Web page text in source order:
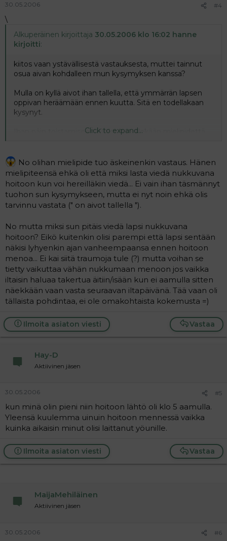
30.05.2006 #4
\
Alkuperäinen kirjoittaja 30.05.2006 klo 16:02 hanne
kirjoitti:
kiitos vaan ystävällisestä vastauksesta, muttei tainnut
osua aivan kohdalleen mun kysymyksen kanssa?
Mulla on kyllä aivot ihan tallella, että ymmärrän lapsen
oppivan heräämään ennen kuutta. Sitä en todellakaan
kysynyt.
Ihan näin toistamiseen: Onko kenellekään mielipidettä
että herää eri paikassa tai onko joku jostain viisaasta
kirjasta lukenut aiheesta?
Click to expand...
No olihan mielipide tuo äskeinenkin vastaus. Hänen
mielipiteensä ehkä oli että miksi lasta viedä nukkuvana
hoitoon kun voi hereilläkin viedä... Ei vain ihan täsmännyt
tuohon sun kysymykseen, mutta ei nyt noin ehkä olis
tarvinnu vastata (" on aivot tallella ").
No mutta miksi sun pitäis viedä lapsi nukkuvana
hoitoon? Eikö kuitenkin olisi parempi että lapsi sentään
näkisi lyhyenkin ajan vanheempaansa ennen hoitoon
menoa... Ei kai siitä traumoja tule (?) mutta voihan se
tietty vaikuttaa vähän nukkumaan menoon jos vaikka
iltaisin haluaa takertua äitiin/isään kun ei aamulla sitten
näekkään vaan vasta seuraavan iltapäivänä. Tää vaan oli
tällaista pohdintaa, ei ole omakohtaista kokemusta =)
Vastaa
Ilmoita asiaton viesti
Hay-D
Aktiivinen jäsen
30.05.2006 #5
kun minä olin pieni niin hoitoon lähtö oli klo 5 aamulla.
Yleensä kuulemma uinuin hoitoon mennessä vaikka
kuinka aikaisin minut olisi laittanut yöunille.
Vastaa
Ilmoita asiaton viesti
MaijaMehiläinen
Aktiivinen jäsen
30.05.2006 #6